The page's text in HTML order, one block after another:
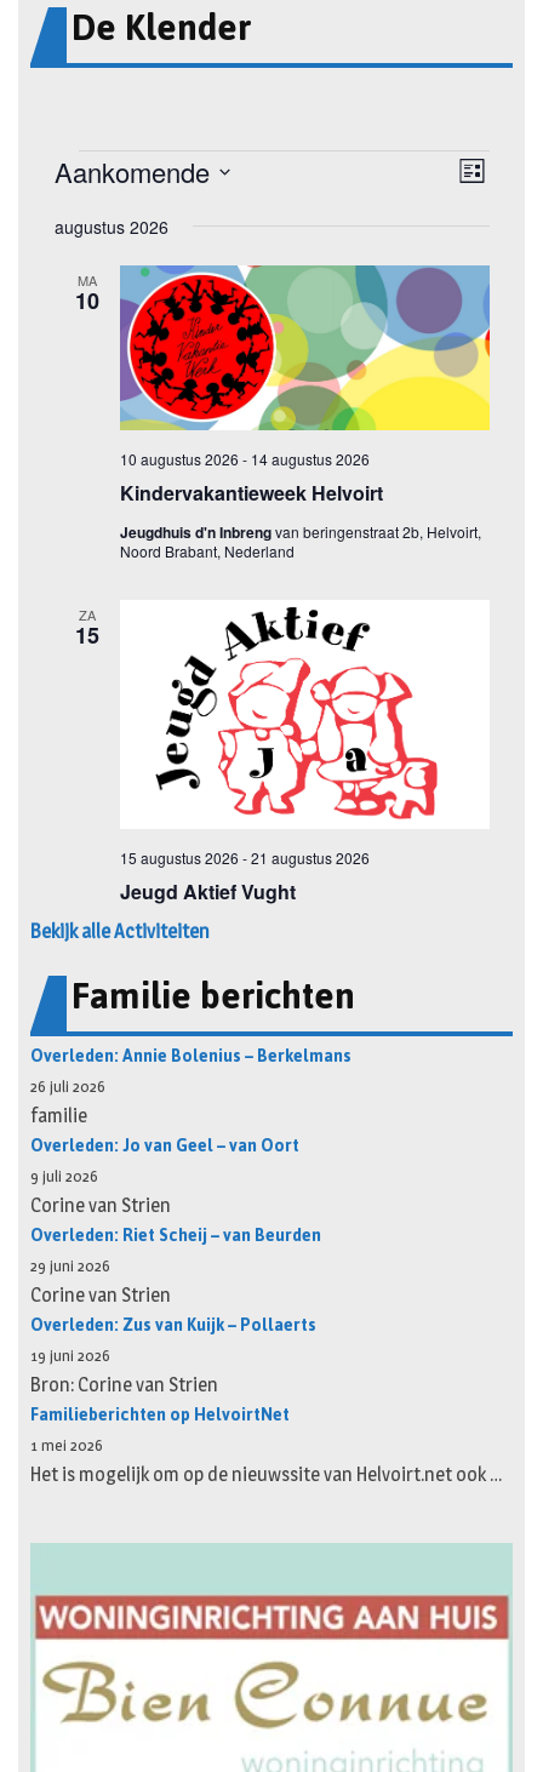
De Klender
Bekijk alle Activiteiten
Familie berichten
Overleden: Annie Bolenius – Berkelmans
26 juli 2026
familie
Overleden: Jo van Geel – van Oort
9 juli 2026
Corine van Strien
Overleden: Riet Scheij – van Beurden
29 juni 2026
Corine van Strien
Overleden: Zus van Kuijk – Pollaerts
19 juni 2026
Bron: Corine van Strien
Familieberichten op HelvoirtNet
1 mei 2026
Het is mogelijk om op de nieuwssite van Helvoirt.net ook …